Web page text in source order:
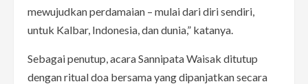
mewujudkan perdamaian – mulai dari diri sendiri,
untuk Kalbar, Indonesia, dan dunia,” katanya.
Sebagai penutup, acara Sannipata Waisak ditutup
dengan ritual doa bersama yang dipanjatkan secara